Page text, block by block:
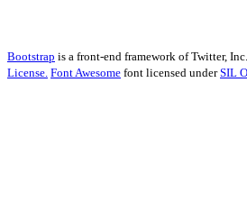
Bootstrap is a front-end framework of Twitter,
License. Font Awesome font licensed underSIL